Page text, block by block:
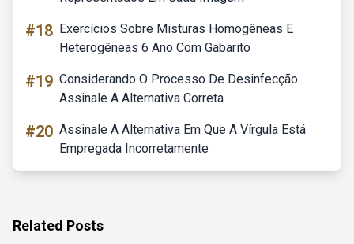
#18 Exercícios Sobre Misturas Homogêneas E
Heterogêneas 6 Ano Com Gabarito
#19 Considerando O Processo De Desinfecção
Assinale A Alternativa Correta
#20 Assinale A Alternativa Em Que A Vírgula Está
Empregada Incorretamente
Related Posts